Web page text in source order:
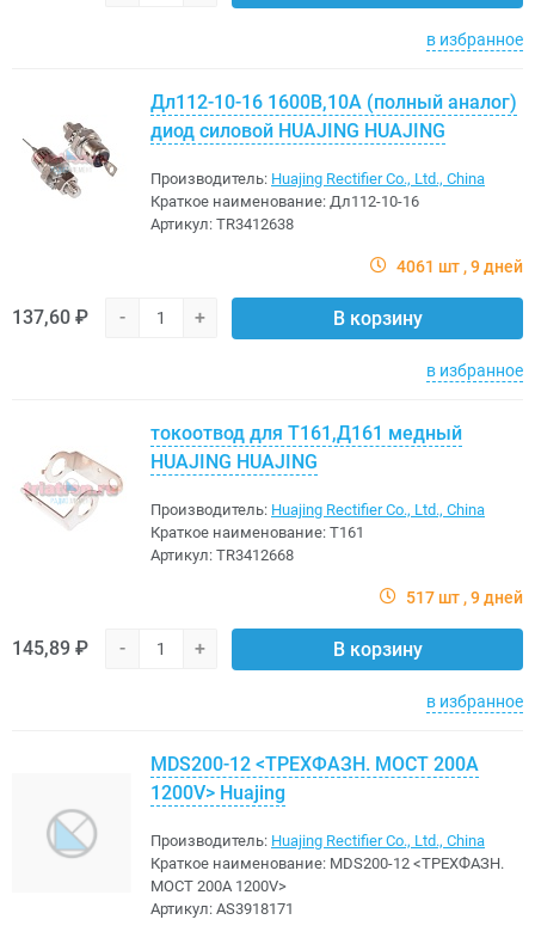
в избранное
Дл112-10-16 1600В,10A (полный аналог)
диод силовой HUAJING HUAJING
Производитель: Huajing Rectifier Co., Ltd., China
Краткое наименование: Дл112-10-16
Артикул: TR3412638
4061 шт 9 дней
137,60 ₽ - + В корзину
в избранное
токоотвод для Т161,Д161 медный
HUAJING HUAJING
Производитель: Huajing Rectifier Co., Ltd., China
Краткое наименование: T161
Артикул: TR3412668
517 шт 9 дней
145,89 ₽ - + В корзину
в избранное
MDS200-12 <ТРЕХФАЗН. МОСТ 200A
1200V> Huajing
Производитель: Huajing Rectifier Co., Ltd., China
Краткое наименование: MDS200-12 <ТРЕХФАЗН.
МОСТ 200A 1200V>
Артикул: AS3918171